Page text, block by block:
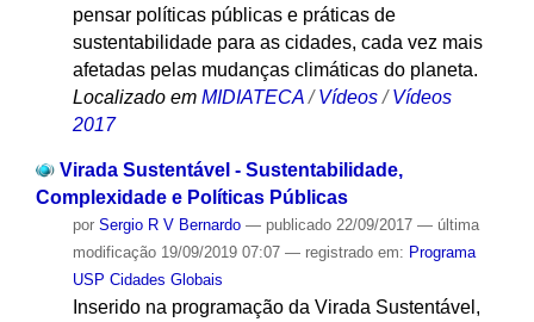
pensar políticas públicas e práticas de
sustentabilidade para as cidades, cada vez mais
afetadas pelas mudanças climáticas do planeta.
Localizado em MIDIATECA /Vídeos /Vídeos
2017
Virada Sustentável - Sustentabilidade,
Complexidade e Políticas Públicas
por Sergio R V Bernardo — publicado22/09/2017 — última
modificação19/09/2019 07:07 — registrado em: Programa
USP Cidades Globais
Inserido na programação da Virada Sustentável,